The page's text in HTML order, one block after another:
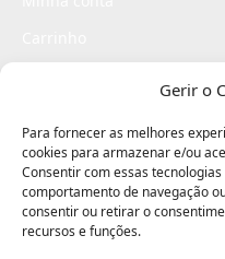
Gerir o
Para fornecer as melhores
cookies para armazenar e/ou
Consentir com essas
comportamento de navegação
consentir ou retirar o
recursos e funções.